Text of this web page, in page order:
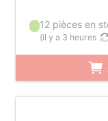
12 pièces en
(il y a 3 heures